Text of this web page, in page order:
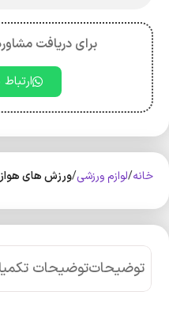
برای دریافت
خانه لوازم ورزشی ورزش های
توضیحاتتوضیحات